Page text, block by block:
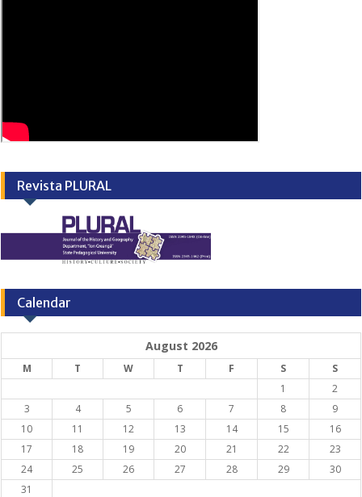
Revista PLURAL
Calendar
August 2026
M T W T F S
S
1
2
3
4 5 6 7 8
9
10
11 12 13 14 15
16
17
18 19 20 21 22
23
24
25 26 27 28 29
30
31